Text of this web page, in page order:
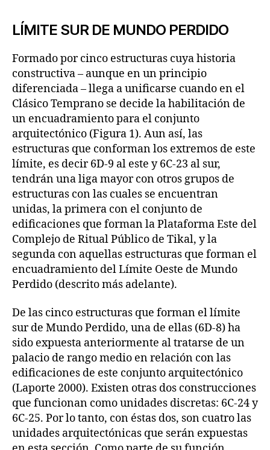
LÍMITE SUR DE MUNDO PERDIDO
Formado por cinco estructuras cuya historia
constructiva – aunque en un principio
diferenciada – llega a unificarse cuando en el
Clásico Temprano se decide la habilitación de
un encuadramiento para el conjunto
arquitectónico (Figura 1). Aun así, las
estructuras que conforman los extremos de este
límite, es decir 6D-9 al este y 6C-23 al sur,
tendrán una liga mayor con otros grupos de
estructuras con las cuales se encuentran
unidas, la primera con el conjunto de
edificaciones que forman la Plataforma Este del
Complejo de Ritual Público de Tikal, y la
segunda con aquellas estructuras que forman el
encuadramiento del Límite Oeste de Mundo
Perdido (descrito más adelante).
De las cinco estructuras que forman el límite
sur de Mundo Perdido, una de ellas (6D-8) ha
sido expuesta anteriormente al tratarse de un
palacio de rango medio en relación con las
edificaciones de este conjunto arquitectónico
(Laporte 2000). Existen otras dos construcciones
que funcionan como unidades discretas: 6C-24 y
6C-25. Por lo tanto, con éstas dos, son cuatro las
unidades arquitectónicas que serán expuestas